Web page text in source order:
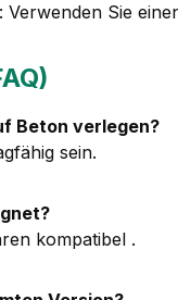
Sie
Beton verlegen?
sein.
kompatibel .